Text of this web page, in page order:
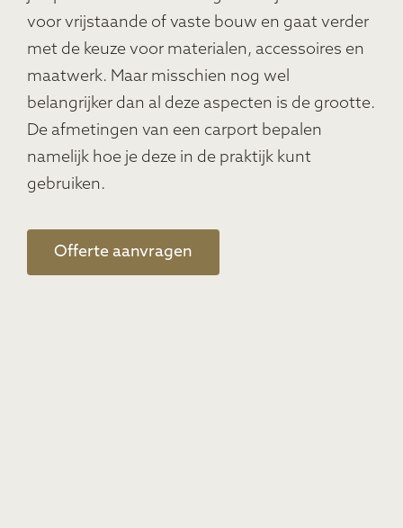
voor vrijstaande of vaste bouw en gaat verder
met de keuze voor materialen, accessoires en
maatwerk. Maar misschien nog wel
belangrijker dan al deze aspecten is de grootte.
De afmetingen van een carport bepalen
namelijk hoe je deze in de praktijk kunt
gebruiken.
Offerte aanvragen